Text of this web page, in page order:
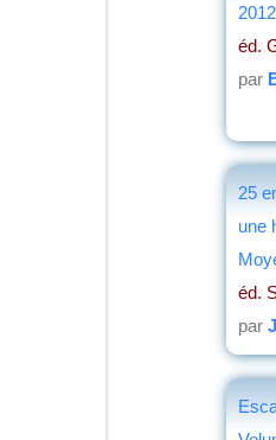
2012
éd.
par
25
une
éd.
par